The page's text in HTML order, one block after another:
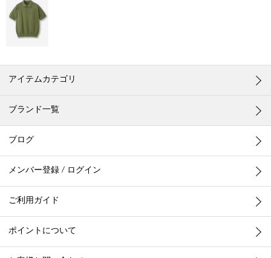
アイテムカテゴリ
ブランド一覧
ブログ
メンバー登録 / ログイン
ご利用ガイド
ポイントについて